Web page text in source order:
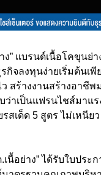
ง” แบรนด์เนื้อโคขุนย่
กิจลงทุนง่ายเริ่มต้นเพี
สร้างงานสร้างอาชีพ
ว่าเป็นแฟรนไชส์มาแ
สเด็ด 5 สูตร ไม่เหนีย
นื้อย่าง” ได้รับใบประ